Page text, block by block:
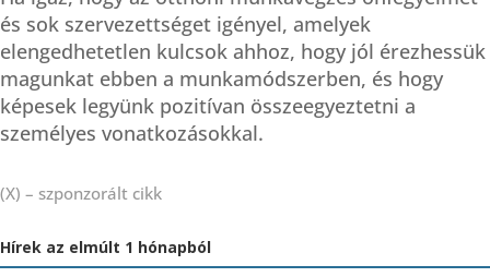
és sok szervezettséget igényel, amelyek
elengedhetetlen kulcsok ahhoz, hogy jól érezhessük
magunkat ebben a munkamódszerben, és hogy
képesek legyünk pozitívan összeegyeztetni a
személyes vonatkozásokkal.
(X) – szponzorált cikk
Hírek az elmúlt 1 hónapból